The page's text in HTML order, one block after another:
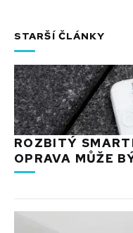
STARŠÍ ČLÁNKY
ROZBITÝ
OPRAVA MŮŽE